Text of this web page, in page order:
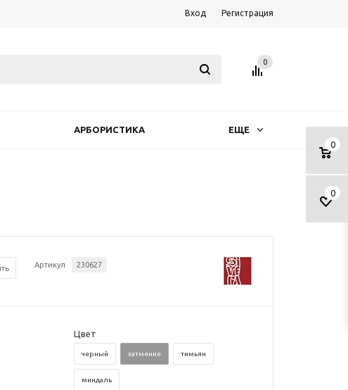
Вход Регистрация
0
0
0
АРБОРИСТИКА ЕЩЕ
Артикул 230627
Цвет
черный затмение тимьян
миндаль